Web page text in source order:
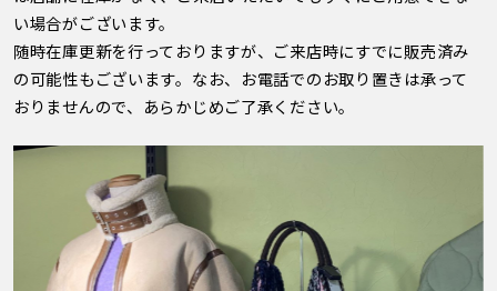
い場合がございます。
随時在庫更新を行っておりますが、ご来店時にすでに販売済み
の可能性もございます。なお、お電話でのお取り置きは承って
おりませんので、あらかじめご了承ください。